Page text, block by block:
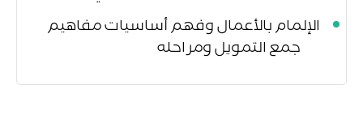
الإلمام بالأعمال وفهم أساسيات مفاهيم
جمع التمويل ومراحله